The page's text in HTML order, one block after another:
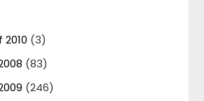
(3)
(83)
(246)